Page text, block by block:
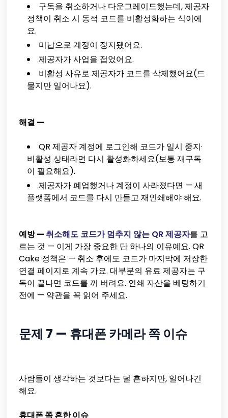
구독을 취소하거나 다운그레이드했는데, 제공자
정책이 취소 시 동적 코드를 비활성화하는 식이에
요.
미납으로 계정이 정지됐어요.
제공자가 사업을 접었어요.
비활성 사유로 제공자가 코드를 삭제했어요(드
물지만 일어나요).
해결 —
QR 제공자 계정에 로그인해 코드가 일시 중지·
비활성 상태라면 다시 활성화하세요(보통 재구독
이 필요해요).
제공자가 폐업했거나 계정이 사라졌다면 — 새
플랫폼에서 코드를 다시 만들고 재인쇄해야 해요.
예방 — 취소해도 코드가 멈추지 않는 QR 제공자를 고
르는 것 — 이게 가장 중요한 단 하나의 이유예요. QR
Cake 정책은 — 취소 후에도 코드가 마지막에 저장한
연결 페이지로 계속 가요. 대부분의 유료 제공자는 구
독이 끝나면 코드를 꺼 버려요. 인쇄 자산을 베팅하기
전에 — 약관을 꼭 읽어 주세요.
문제 7 — 휴대폰 카메라 쪽 이슈
사람들이 생각하는 것보다는 덜 흔하지만, 일어나긴
해요.
휴대폰 쪽 흔한 이슈